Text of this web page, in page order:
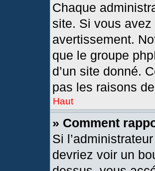
Chaque
site. Si vous
avertissement.
que le groupe
d’un site donné.
pas les raisons
Haut
» Comment
Si
devriez voir un